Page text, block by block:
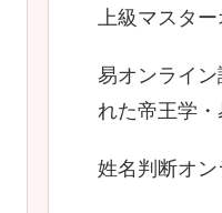
上級マスタ
易オンライ
れた帝王学
姓名判断オ